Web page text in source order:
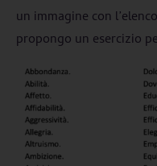
un immagine con
propongo un esercizio